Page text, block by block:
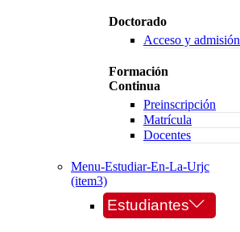
Doctorado
Acceso y admisión
Formación
Continua
Preinscripción
Matrícula
Docentes
Menu-Estudiar-En-La-Urjc
(item3)
Estudiantes